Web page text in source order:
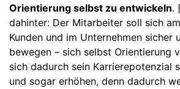
Orientierung selbst zu entwickeln.
dahinter: Der Mitarbeiter soll sich
Kunden und im Unternehmen sicher
bewegen – sich selbst Orientierung
sich dadurch sein Karrierepotenzial
und sogar erhöhen, denn dadurch